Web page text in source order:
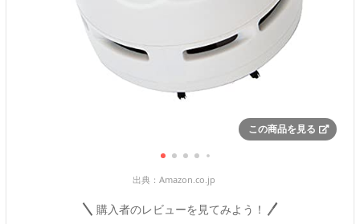
この商品を見る
出典： Amazon.co.jp
購入者のレビューを見てみよう！